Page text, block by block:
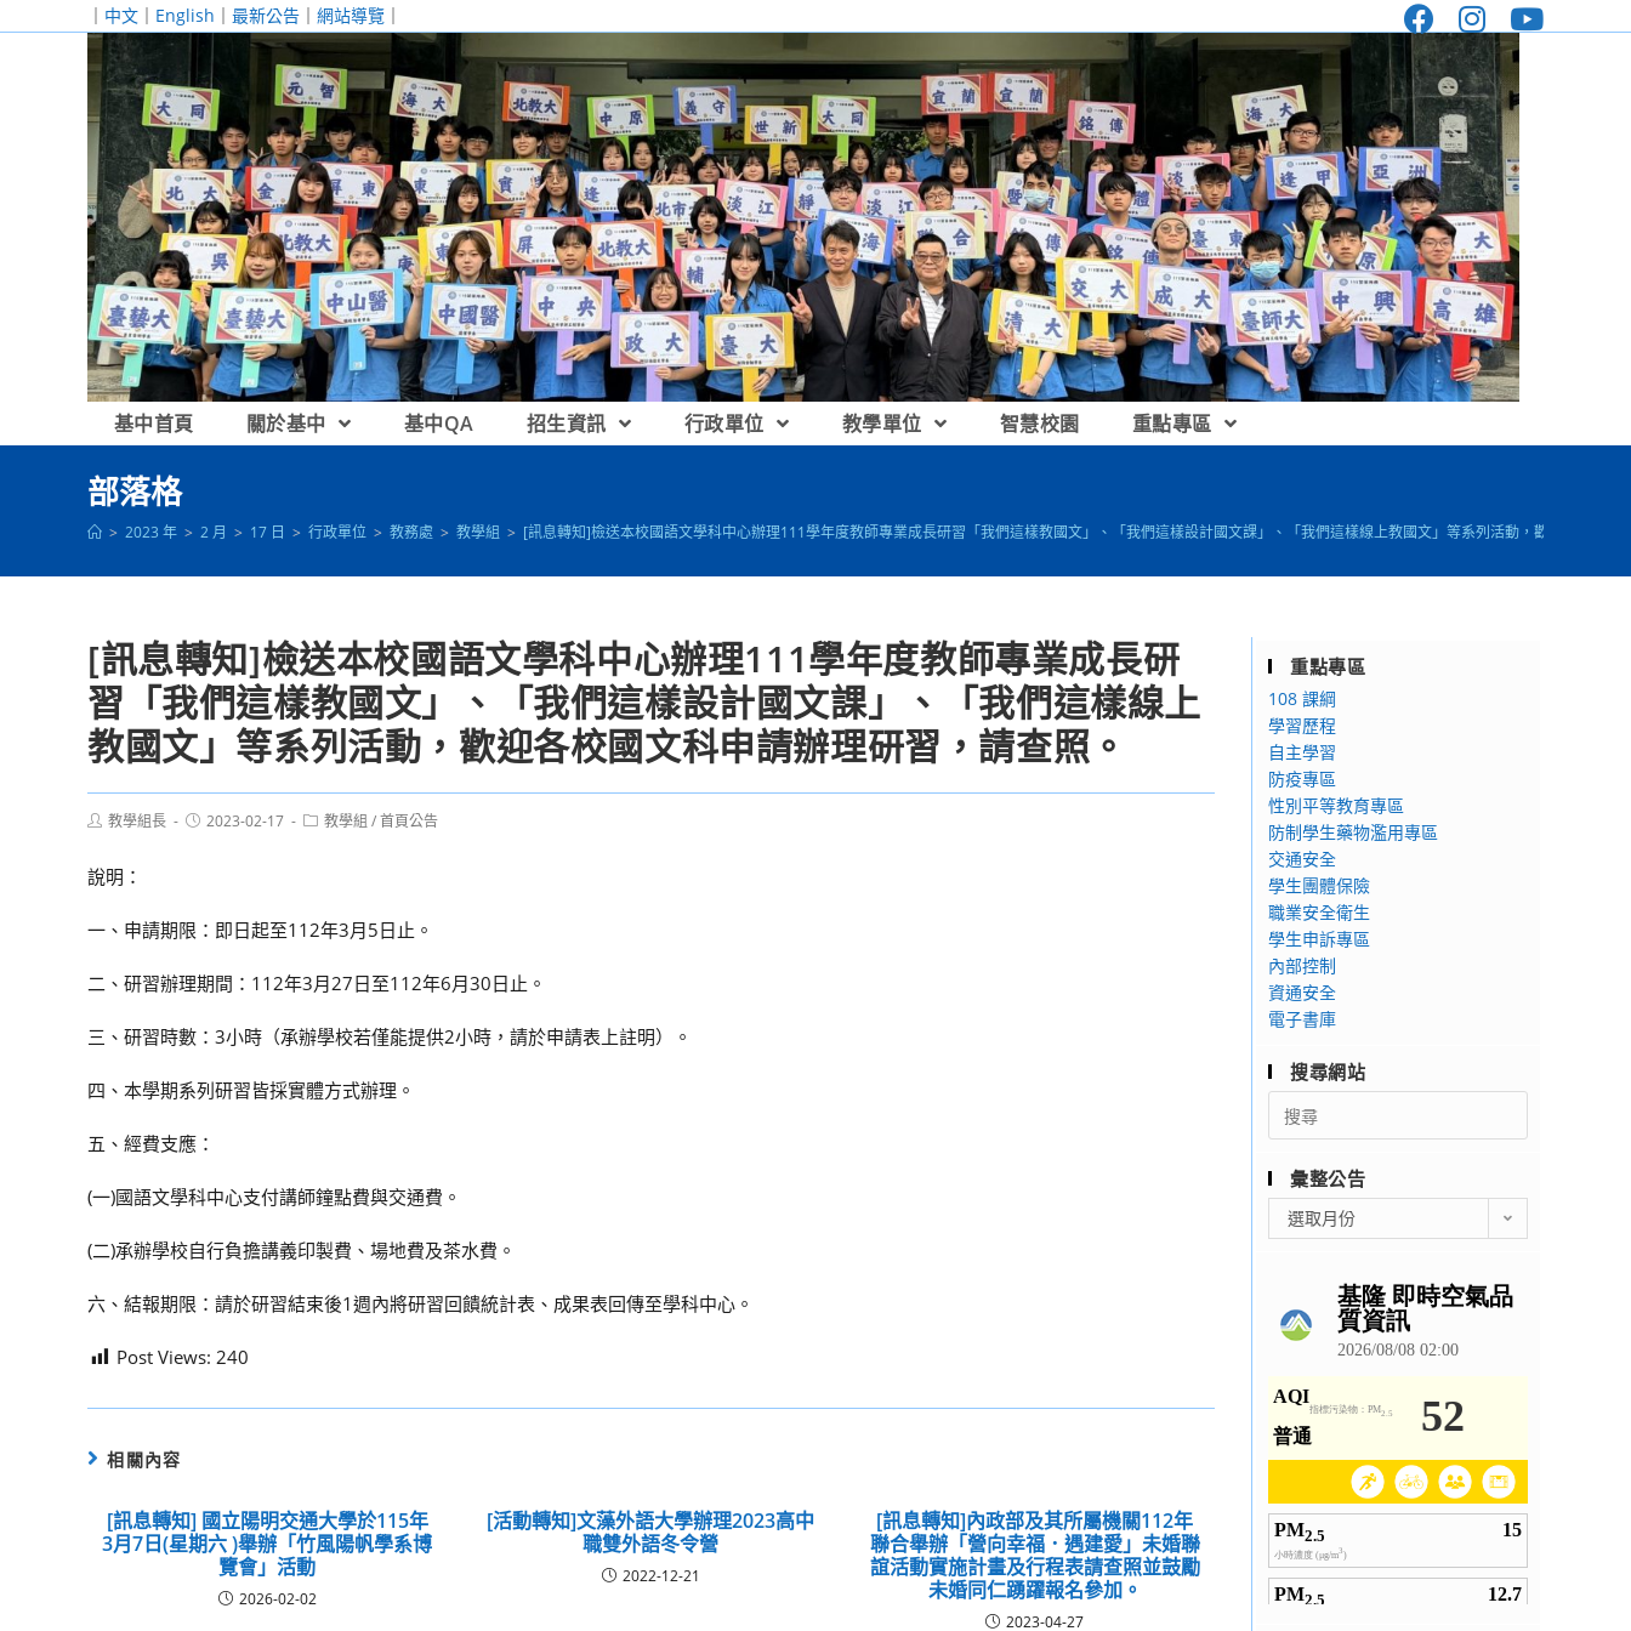
｜ 中文 ｜ English ｜ 最新公告 ｜ 網站導覽 ｜
基中首頁 關於基中 基中QA 招生資訊 行政單位 教學單位 智慧校園 重點專區
部落格
> 2023 年 > 2 月 > 17 日 > 行政單位 > 教務處 > 教學組 > [訊息轉知]檢送本校國語文學科中心辦理111學年度教師專業成長研習「我們這樣教國文」、「我們這樣設計國文課」、「我們這樣線上教國文」等系列活動，歡迎各校國文
[訊息轉知]檢送本校國語文學科中心辦理111學年度教師專業成長研
習「我們這樣教國文」、「我們這樣設計國文課」、「我們這樣線上
教國文」等系列活動，歡迎各校國文科申請辦理研習，請查照。
Post教學組長
Post2023-02-17
Post教學組 /首頁公告
說明：
一、申請期限：即日起至112年3月5日止。
二、研習辦理期間：112年3月27日至112年6月30日止。
三、研習時數：3小時（承辦學校若僅能提供2小時，請於申請表上註明）。
四、本學期系列研習皆採實體方式辦理。
五、經費支應：
(一)國語文學科中心支付講師鐘點費與交通費。
(二)承辦學校自行負擔講義印製費、場地費及茶水費。
六、結報期限：請於研習結束後1週內將研習回饋統計表、成果表回傳至學科中心。
Post Views: 240
相關內容
[訊息轉知] 國立陽明交通大學於115年
3月7日(星期六 )舉辦「竹風陽帆學系博
覽會」活動
2026-02-02
[活動轉知]文藻外語大學辦理2023高中
職雙外語冬令營
2022-12-21
[訊息轉知]內政部及其所屬機關112年
聯合舉辦「營向幸福．遇建愛」未婚聯
誼活動實施計畫及行程表請查照並鼓勵
未婚同仁踴躍報名參加。
2023-04-27
重點專區
108 課綱
學習歷程
自主學習
防疫專區
性別平等教育專區
防制學生藥物濫用專區
交通安全
學生團體保險
職業安全衛生
學生申訴專區
內部控制
資通安全
電子書庫
搜尋網站
Search
for:
彙整公告
整
選取月份